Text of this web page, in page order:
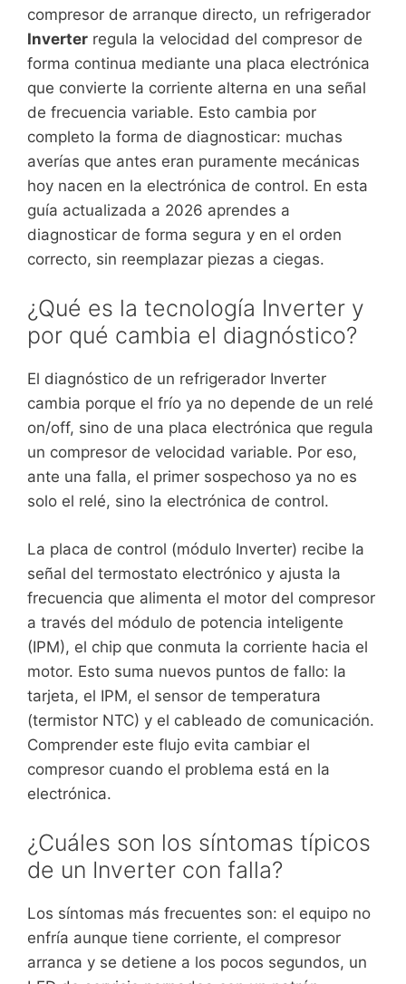
compresor de arranque directo, un refrigerador
Inverter regula la velocidad del compresor de
forma continua mediante una placa electrónica
que convierte la corriente alterna en una señal
de frecuencia variable. Esto cambia por
completo la forma de diagnosticar: muchas
averías que antes eran puramente mecánicas
hoy nacen en la electrónica de control. En esta
guía actualizada a 2026 aprendes a
diagnosticar de forma segura y en el orden
correcto, sin reemplazar piezas a ciegas.
¿Qué es la tecnología Inverter y
por qué cambia el diagnóstico?
El diagnóstico de un refrigerador Inverter
cambia porque el frío ya no depende de un relé
on/off, sino de una placa electrónica que regula
un compresor de velocidad variable. Por eso,
ante una falla, el primer sospechoso ya no es
solo el relé, sino la electrónica de control.
La placa de control (módulo Inverter) recibe la
señal del termostato electrónico y ajusta la
frecuencia que alimenta el motor del compresor
a través del módulo de potencia inteligente
(IPM), el chip que conmuta la corriente hacia el
motor. Esto suma nuevos puntos de fallo: la
tarjeta, el IPM, el sensor de temperatura
(termistor NTC) y el cableado de comunicación.
Comprender este flujo evita cambiar el
compresor cuando el problema está en la
electrónica.
¿Cuáles son los síntomas típicos
de un Inverter con falla?
Los síntomas más frecuentes son: el equipo no
enfría aunque tiene corriente, el compresor
arranca y se detiene a los pocos segundos, un